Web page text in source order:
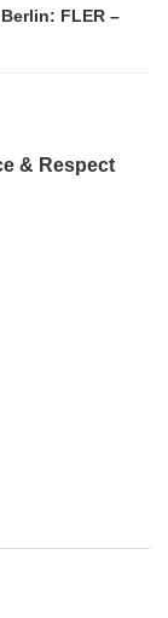
FLER –
& Respect